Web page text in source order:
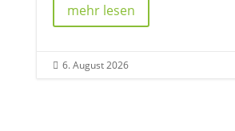
mehr lesen
 6. August 2026